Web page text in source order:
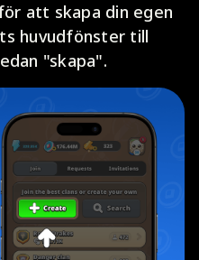
att skapa din egen
huvudfönster till
"skapa".